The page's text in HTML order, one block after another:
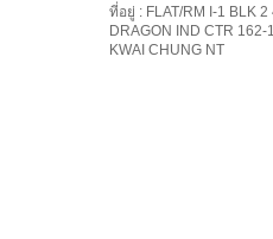
ที่อยู่ : FLAT/RM I-1 BLK 2
DRAGON IND CTR 162-
KWAI CHUNG NT